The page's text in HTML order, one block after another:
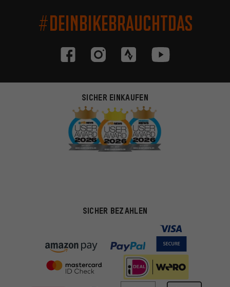
#DEINBIKEBRAUCHTDAS
SICHER EINKAUFEN
SICHER BEZAHLEN